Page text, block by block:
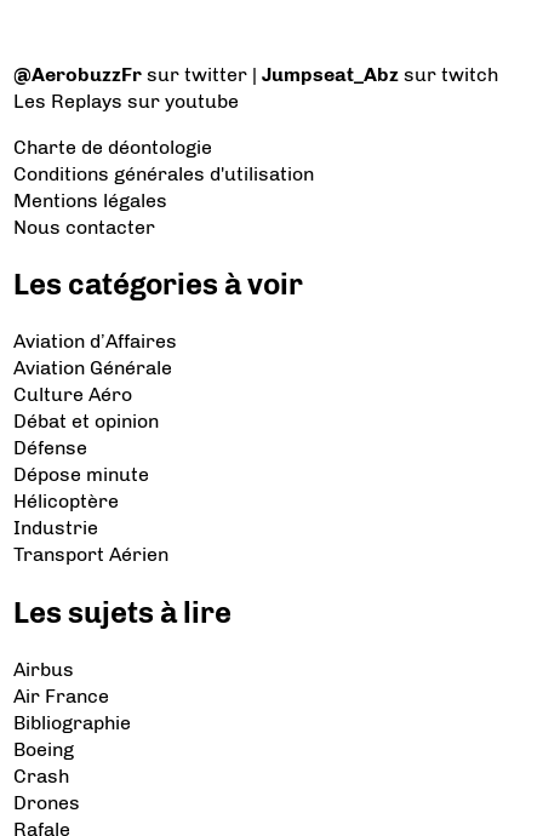
@AerobuzzFr sur twitter |Jumpseat_Abz sur twitch
Les Replays sur youtube
Charte de déontologie
Conditions générales d'utilisation
Mentions légales
Nous contacter
Les catégories à voir
Aviation d’Affaires
Aviation Générale
Culture Aéro
Débat et opinion
Défense
Dépose minute
Hélicoptère
Industrie
Transport Aérien
Les sujets à lire
Airbus
Air France
Bibliographie
Boeing
Crash
Drones
Rafale